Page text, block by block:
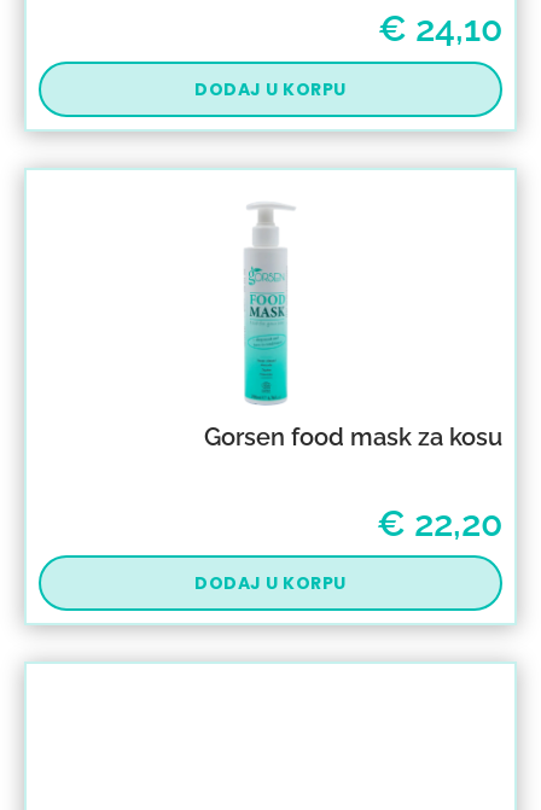
€ 24,10
DODAJ U KORPU
Gorsen food mask za kosu
€ 22,20
DODAJ U KORPU